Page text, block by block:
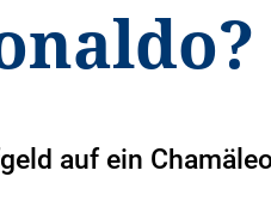
auf ein